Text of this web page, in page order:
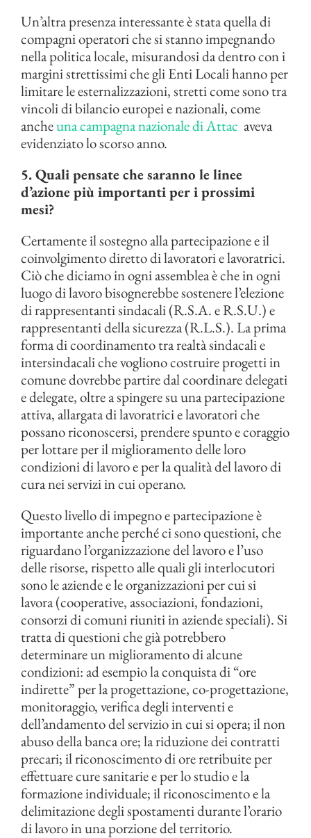
Un’altra presenza interessante è stata quella di
compagni operatori che si stanno impegnando
nella politica locale, misurandosi da dentro con i
margini strettissimi che gli Enti Locali hanno per
limitare le esternalizzazioni, stretti come sono tra
vincoli di bilancio europei e nazionali, come
ancheuna campagna nazionale di Attac aveva
evidenziato lo scorso anno.
5. Quali pensate che saranno le linee
d’azione più importanti per i prossimi
mesi?
Certamente il sostegno alla partecipazione e il
coinvolgimento diretto di lavoratori e lavoratrici.
Ciò che diciamo in ogni assemblea è che in ogni
luogo di lavoro bisognerebbe sostenere l’elezione
di rappresentanti sindacali (R.S.A. e R.S.U.) e
rappresentanti della sicurezza (R.L.S.). La prima
forma di coordinamento tra realtà sindacali e
intersindacali che vogliono costruire progetti in
comune dovrebbe partire dal coordinare delegati
e delegate, oltre a spingere su una partecipazione
attiva, allargata di lavoratrici e lavoratori che
possano riconoscersi, prendere spunto e coraggio
per lottare per il miglioramento delle loro
condizioni di lavoro e per la qualità del lavoro di
cura nei servizi in cui operano.
Questo livello di impegno e partecipazione è
importante anche perché ci sono questioni, che
riguardano l’organizzazione del lavoro e l’uso
delle risorse, rispetto alle quali gli interlocutori
sono le aziende e le organizzazioni per cui si
lavora (cooperative, associazioni, fondazioni,
consorzi di comuni riuniti in aziende speciali). Si
tratta di questioni che già potrebbero
determinare un miglioramento di alcune
condizioni: ad esempio la conquista di “ore
indirette” per la progettazione, co-progettazione,
monitoraggio, verifica degli interventi e
dell’andamento del servizio in cui si opera; il non
abuso della banca ore; la riduzione dei contratti
precari; il riconoscimento di ore retribuite per
effettuare cure sanitarie e per lo studio e la
formazione individuale; il riconoscimento e la
delimitazione degli spostamenti durante l’orario
di lavoro in una porzione del territorio.